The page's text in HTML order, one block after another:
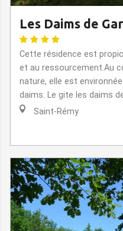
Les Daims de
Cette résidence est
et au ressourcement.Au
nature, elle est
daims. Le gite les daims
Saint-Rémy